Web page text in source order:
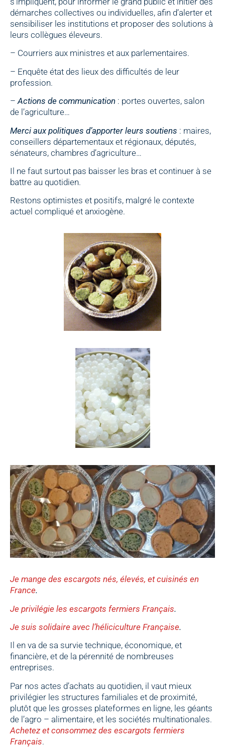
démarches collectives ou individuelles, afin d’alerter et
sensibiliser les institutions et proposer des solutions à
leurs collègues éleveurs.
– Courriers aux ministres et aux parlementaires.
– Enquête état des lieux des difficultés de leur
profession.
–Actions de communication : portes ouvertes, salon
de l’agriculture…
Merci aux politiques d’apporter leurs soutiens : maires,
conseillers départementaux et régionaux, députés,
sénateurs, chambres d’agriculture…
Il ne faut surtout pas baisser les bras et continuer à se
battre au quotidien.
Restons optimistes et positifs, malgré le contexte
actuel compliqué et anxiogène.
Je mange des escargots nés, élevés, et cuisinés en
France.
Je privilégie les escargots fermiers Français.
Je suis solidaire avec l’héliciculture Française.
Il en va de sa survie technique, économique, et
financière, et de la pérennité de nombreuses
entreprises.
Par nos actes d’achats au quotidien, il vaut mieux
privilégier les structures familiales et de proximité,
plutôt que les grosses plateformes en ligne, les géants
de l’agro – alimentaire, et les sociétés multinationales.
Achetez et consommez des escargots fermiers
Français.